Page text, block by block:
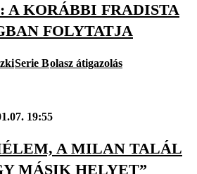
A KORÁBBI FRADISTA
FOLYTATJA
Serie Bolasz átigazolás
19:55
A MILAN TALÁL
MÁSIK HELYET”